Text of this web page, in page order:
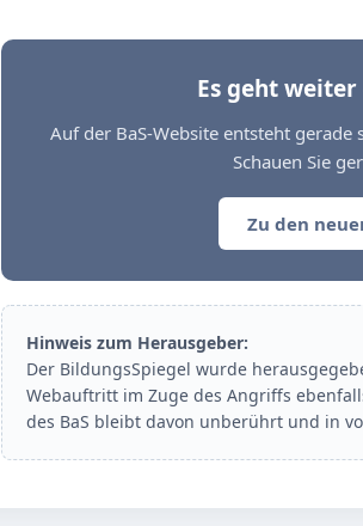
Es geht
Auf der BaS-Website entsteht
Schauen Sie
Zu den
Hinweis zum Herausgeber:
Der BildungsSpiegel wurde
Webauftritt im Zuge des Angriffs
des BaS bleibt davon unberührt und in